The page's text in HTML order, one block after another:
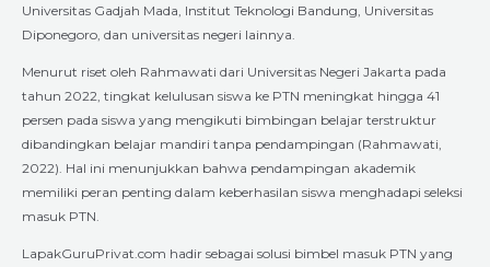
Universitas Gadjah Mada, Institut Teknologi Bandung, Universitas
Diponegoro, dan universitas negeri lainnya.
Menurut riset oleh Rahmawati dari Universitas Negeri Jakarta pada
tahun 2022, tingkat kelulusan siswa ke PTN meningkat hingga 41
persen pada siswa yang mengikuti bimbingan belajar terstruktur
dibandingkan belajar mandiri tanpa pendampingan (Rahmawati,
2022). Hal ini menunjukkan bahwa pendampingan akademik
memiliki peran penting dalam keberhasilan siswa menghadapi seleksi
masuk PTN.
LapakGuruPrivat.com hadir sebagai solusi bimbel masuk PTN yang